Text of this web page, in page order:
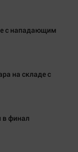
с нападающим
на складе с
финал